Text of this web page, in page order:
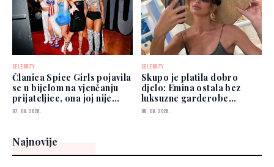
CELEBRITY
Članica Spice Girls pojavila
se u bijelom na vjenčanju
prijateljice, ona joj nije
prešutjela
07. 08. 2026.
CELEBRITY
Skupo je platila dobro
djelo: Emina ostala bez
luksuzne garderobe
vrijedne više od 50.000
06. 08. 2026.
Najnovije